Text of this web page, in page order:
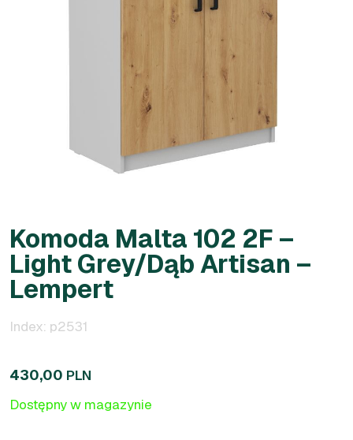
Komoda Malta 102 2F –
Light Grey/Dąb Artisan –
Lempert
Index: p2531
430,00 PLN
Dostępny w magazynie